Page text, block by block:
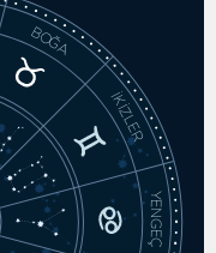
BOĞA
İKİZLER
YENGEÇ